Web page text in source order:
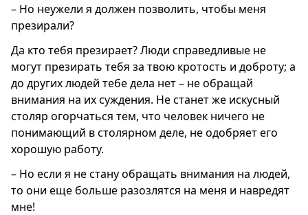
– Но неужели я должен позволить, чтобы меня
презирали?
Да кто тебя презирает? Люди справедливые не
могут презирать тебя за твою кротость и доброту; а
до других людей тебе дела нет – не обращай
внимания на их суждения. Не станет же искусный
столяр огорчаться тем, что человек ничего не
понимающий в столярном деле, не одобряет его
хорошую работу.
– Но если я не стану обращать внимания на людей,
то они еще больше разозлятся на меня и навредят
мне!